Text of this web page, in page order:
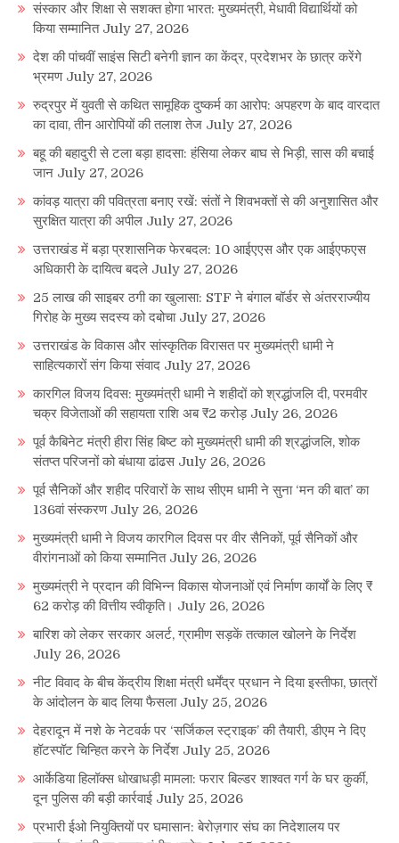
संस्कार और शिक्षा से सशक्त होगा भारत: मुख्यमंत्री, मेधावी विद्यार्थियों को
किया सम्मानित July 27, 2026
देश की पांचवीं साइंस सिटी बनेगी ज्ञान का केंद्र, प्रदेशभर के छात्र करेंगे
भ्रमण July 27, 2026
रुद्रपुर में युवती से कथित सामूहिक दुष्कर्म का आरोप: अपहरण के बाद वारदात
का दावा, तीन आरोपियों की तलाश तेज July 27, 2026
बहू की बहादुरी से टला बड़ा हादसा: हंसिया लेकर बाघ से भिड़ी, सास की बचाई
जान July 27, 2026
कांवड़ यात्रा की पवित्रता बनाए रखें: संतों ने शिवभक्तों से की अनुशासित और
सुरक्षित यात्रा की अपील July 27, 2026
उत्तराखंड में बड़ा प्रशासनिक फेरबदल: 10 आईएएस और एक आईएफएस
अधिकारी के दायित्व बदले July 27, 2026
25 लाख की साइबर ठगी का खुलासा: STF ने बंगाल बॉर्डर से अंतरराज्यीय
गिरोह के मुख्य सदस्य को दबोचा July 27, 2026
उत्तराखंड के विकास और सांस्कृतिक विरासत पर मुख्यमंत्री धामी ने
साहित्यकारों संग किया संवाद July 27, 2026
कारगिल विजय दिवस: मुख्यमंत्री धामी ने शहीदों को श्रद्धांजलि दी, परमवीर
चक्र विजेताओं की सहायता राशि अब ₹2 करोड़ July 26, 2026
पूर्व कैबिनेट मंत्री हीरा सिंह बिष्ट को मुख्यमंत्री धामी की श्रद्धांजलि, शोक
संतप्त परिजनों को बंधाया ढांढस July 26, 2026
पूर्व सैनिकों और शहीद परिवारों के साथ सीएम धामी ने सुना ‘मन की बात’ का
136वां संस्करण July 26, 2026
मुख्यमंत्री धामी ने विजय कारगिल दिवस पर वीर सैनिकों, पूर्व सैनिकों और
वीरांगनाओं को किया सम्मानित July 26, 2026
मुख्यमंत्री ने प्रदान की विभिन्न विकास योजनाओं एवं निर्माण कार्यों के लिए ₹
62 करोड़ की वित्तीय स्वीकृति। July 26, 2026
बारिश को लेकर सरकार अलर्ट, ग्रामीण सड़कें तत्काल खोलने के निर्देश
July 26, 2026
नीट विवाद के बीच केंद्रीय शिक्षा मंत्री धर्मेंद्र प्रधान ने दिया इस्तीफा, छात्रों
के आंदोलन के बाद लिया फैसला July 25, 2026
देहरादून में नशे के नेटवर्क पर ‘सर्जिकल स्ट्राइक’ की तैयारी, डीएम ने दिए
हॉटस्पॉट चिन्हित करने के निर्देश July 25, 2026
आर्केडिया हिलॉक्स धोखाधड़ी मामला: फरार बिल्डर शाश्वत गर्ग के घर कुर्की,
दून पुलिस की बड़ी कार्रवाई July 25, 2026
प्रभारी ईओ नियुक्तियों पर घमासान: बेरोज़गार संघ का निदेशालय पर